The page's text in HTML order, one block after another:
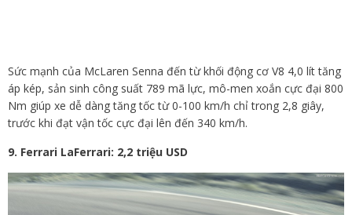
Sức mạnh của McLaren Senna đến từ khối động cơ V8 4,0 lít tăng
áp kép, sản sinh công suất 789 mã lực, mô-men xoắn cực đại 800
Nm giúp xe dễ dàng tăng tốc từ 0-100 km/h chỉ trong 2,8 giây,
trước khi đạt vận tốc cực đại lên đến 340 km/h.
9. Ferrari LaFerrari: 2,2 triệu USD